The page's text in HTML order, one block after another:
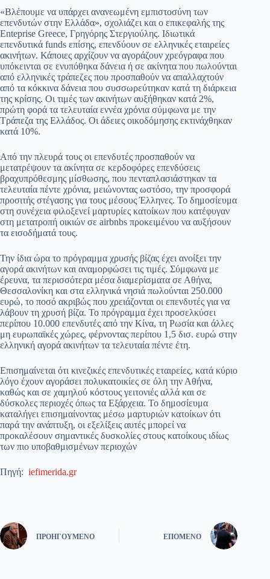
«Βλέπουμε να υπάρχει ανανεωμένη εμπιστοσύνη των
επενδυτών στην Ελλάδα», σχολιάζει και ο επικεφαλής της
Enteprise Greece, Γρηγόρης Στεργιούλης. Ιδιωτικά
επενδυτικά funds επίσης, επενδύουν σε ελληνικές εταιρείες
ακινήτων. Κάποιες αρχίζουν να αγοράζουν χρεόγραφα που
υπόκεινται σε ενυπόθηκα δάνεια ή σε ακίνητα που πωλούνται
από ελληνικές τράπεζες που προσπαθούν να απαλλαχτούν
από τα κόκκινα δάνεια που συσσωρεύτηκαν κατά τη διάρκεια
της κρίσης. Οι τιμές των ακινήτων αυξήθηκαν κατά 2%,
πρώτη φορά τα τελευταία εννέα χρόνια σύμφωνα με την
Τράπεζα της Ελλάδος. Οι άδειες οικοδόμησης εκτινάχθηκαν
κατά 10%.
Από την πλευρά τους οι επενδυτές προσπαθούν να
μετατρέψουν τα ακίνητα σε κερδοφόρες επενδύσεις
βραχυπρόθεσμης μίσθωσης, που πενταπλασιάστηκαν τα
τελευταία πέντε χρόνια, μειώνοντας ωστόσο, την προσφορά
προσιτής στέγασης για τους μέσους Έλληνες. Το δημοσίευμα
στη συνέχεια φιλοξενεί μαρτυρίες κατοίκων που κατέφυγαν
στη μετατροπή οικιών σε airbnbs προκειμένου να αυξήσουν
τα εισοδήματά τους.
Την ίδια ώρα το πρόγραμμα χρυσής βίζας έχει ανοίξει την
αγορά ακινήτων και αναμορφώσει τις τιμές. Σύμφωνα με
έρευνα, τα περισσότερα μέσα διαμερίσματα σε Αθήνα,
Θεσσαλονίκη και στα ελληνικά νησιά πωλούνται 250.000
ευρώ, το ποσό ακριβώς που χρειάζονται οι επενδυτές για να
λάβουν τη χρυσή βίζα. Το πρόγραμμα έχει προσελκύσει
περίπου 10.000 επενδυτές από την Κίνα, τη Ρωσία και άλλες
μη ευρωπαϊκές χώρες, φέρνοντας περίπου 1,5 δισ. ευρώ στην
ελληνική αγορά ακινήτων τα τελευταία πέντε έτη.
Επισημαίνεται ότι κινεζικές επενδυτικές εταιρείες, κατά κύριο
λόγο έχουν αγοράσει πολυκατοικίες σε όλη την Αθήνα,
καθώς και σε χαμηλού κόστους γειτονιές αλλά και σε
δύσκολες περιοχές όπως τα Εξάρχεια. Το δημοσίευμα
καταλήγει επισημαίνοντας μέσω μαρτυριών κατοίκων ότι
παρά την ανάπτυξη, οι εξελίξεις αυτές μπορεί να
προκαλέσουν σημαντικές δυσκολίες στους κατοίκους ιδίως
των πιο υποβαθμισμένων περιοχών
Πηγή: iefimerida.gr
ΠΡΟΗΓΟΎΜΕΝΟ ΕΠΌΜΕΝΟ